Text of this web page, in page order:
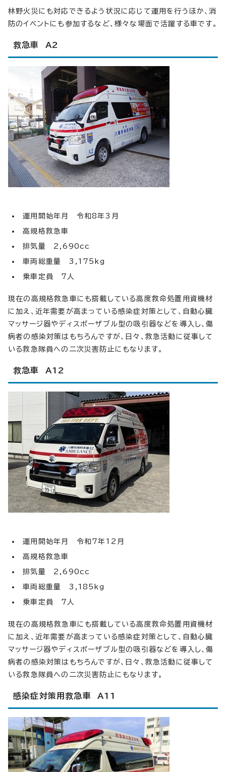
林野火災にも対応できるよう状況に応じて運用を行うほか、消
防のイベントにも参加するなど、様々な場面で活躍する車です。
救急車 A2
運用開始年月 令和8年3月
高規格救急車
排気量 2,690cc
車両総重量 3,175kg
乗車定員 7人
現在の高規格救急車にも搭載している高度救命処置用資機材
に加え、近年需要が高まっている感染症対策として、自動心臓
マッサージ器やディスポーザブル型の吸引器などを導入し、傷
病者の感染対策はもちろんですが、日々、救急活動に従事して
いる救急隊員への二次災害防止にもなります。
救急車 A12
運用開始年月 令和7年12月
高規格救急車
排気量 2,690cc
車両総重量 3,185kg
乗車定員 7人
現在の高規格救急車にも搭載している高度救命処置用資機材
に加え、近年需要が高まっている感染症対策として、自動心臓
マッサージ器やディスポーザブル型の吸引器などを導入し、傷
病者の感染対策はもちろんですが、日々、救急活動に従事して
いる救急隊員への二次災害防止にもなります。
感染症対策用救急車 A11